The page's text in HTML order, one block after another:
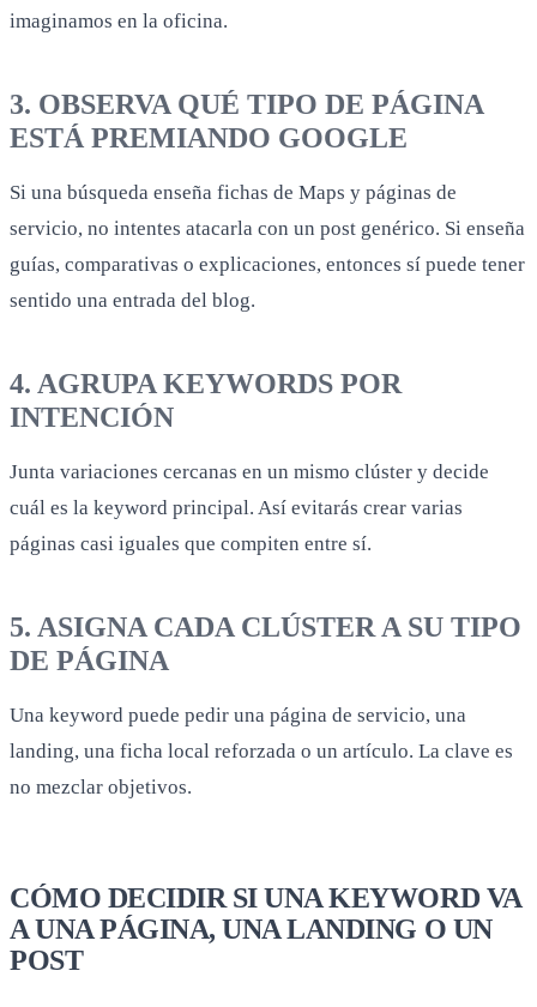
imaginamos en la oficina.
3. OBSERVA QUÉ TIPO DE PÁGINA
ESTÁ PREMIANDO GOOGLE
Si una búsqueda enseña fichas de Maps y páginas de
servicio, no intentes atacarla con un post genérico. Si enseña
guías, comparativas o explicaciones, entonces sí puede tener
sentido una entrada del blog.
4. AGRUPA KEYWORDS POR
INTENCIÓN
Junta variaciones cercanas en un mismo clúster y decide
cuál es la keyword principal. Así evitarás crear varias
páginas casi iguales que compiten entre sí.
5. ASIGNA CADA CLÚSTER A SU TIPO
DE PÁGINA
Una keyword puede pedir una página de servicio, una
landing, una ficha local reforzada o un artículo. La clave es
no mezclar objetivos.
CÓMO DECIDIR SI UNA KEYWORD VA
A UNA PÁGINA, UNA LANDING O UN
POST